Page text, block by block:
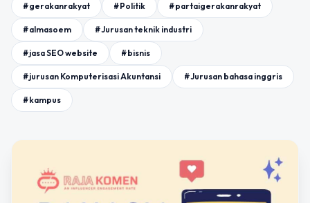
#gerakanrakyat #Politik #partaigerakanrakyat
#almasoem #Jurusan teknik industri
#jasa SEO website #bisnis
#jurusan Komputerisasi Akuntansi #Jurusan bahasa inggris
#kampus